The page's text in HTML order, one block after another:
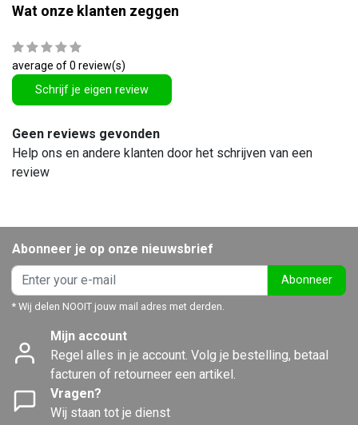
Wat onze klanten zeggen
average of 0 review(s)
Schrijf je eigen review
Geen reviews gevonden
Help ons en andere klanten door het schrijven van een
review
Abonneer je op onze nieuwsbrief
Abonneer
* Wij delen NOOIT jouw mail adres met derden.
Mijn account
Regel alles in je account. Volg je bestelling, betaal
facturen of retourneer een artikel.
Vragen?
Wij staan tot je dienst